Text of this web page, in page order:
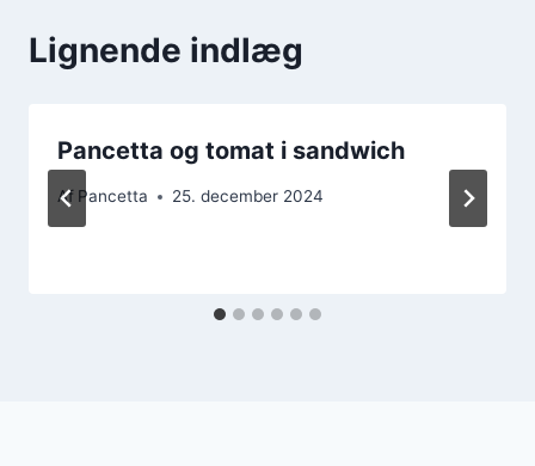
Lignende indlæg
Pancetta og tomat i sandwich
Af Pancetta 25. december 2024